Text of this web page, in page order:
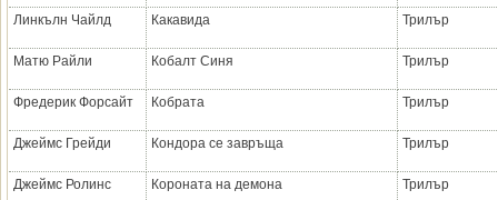
Линкълн Чайлд Какавида Трилър
Матю Райли Кобалт Синя Трилър
Фредерик Форсайт Кобрата Трилър
Джеймс Грейди Кондора се завръща Трилър
Джеймс Ролинс Короната на демона Трилър